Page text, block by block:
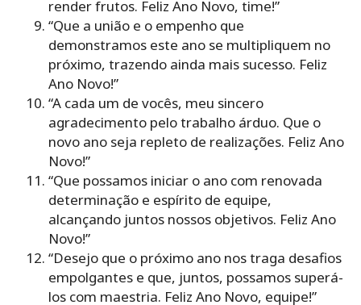
render frutos. Feliz Ano Novo, time!”
“Que a união e o empenho que
demonstramos este ano se multipliquem no
próximo, trazendo ainda mais sucesso. Feliz
Ano Novo!”
“A cada um de vocês, meu sincero
agradecimento pelo trabalho árduo. Que o
novo ano seja repleto de realizações. Feliz Ano
Novo!”
“Que possamos iniciar o ano com renovada
determinação e espírito de equipe,
alcançando juntos nossos objetivos. Feliz Ano
Novo!”
“Desejo que o próximo ano nos traga desafios
empolgantes e que, juntos, possamos superá-
los com maestria. Feliz Ano Novo, equipe!”